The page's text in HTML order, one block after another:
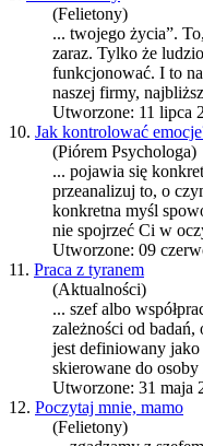
(Felietony)
... twojego życia”.
zaraz. Tylko że
funkcjonować. I to
naszej firmy,
Utworzone: 11 lipca
10. Jak kontrolować
(Piórem Psychologa)
... pojawia się
przeanalizuj to, o
konkretna myśl
nie spojrzeć Ci w
Utworzone: 09
11. Praca z tyranem
(Aktualności)
... szefalbo
zależności od
jest definiowany jako
skierowane do
Utworzone: 31 maja
12. Poczytaj mnie, mamo
(Felietony)